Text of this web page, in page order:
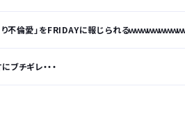
倫愛」をFRIDAYに報じられるｗｗｗｗｗｗｗｗｗ
ブチギレ・・・